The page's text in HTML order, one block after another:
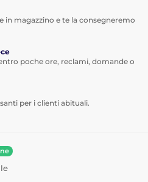
in magazzino e te la consegneremo
poche ore, reclami, domande o
per i clienti abituali.